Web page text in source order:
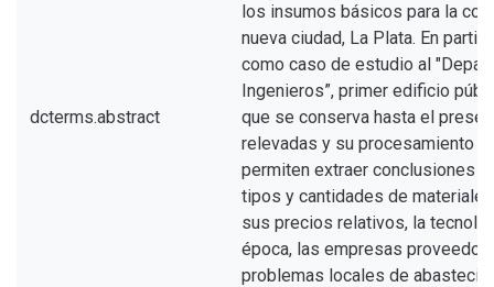
dcterms.abstract
los insumos básicos para la
nueva ciudad, La Plata. En
como caso de estudio al
Ingenieros”, primer edificio
que se conserva hasta el
relevadas y su procesamiento
permiten extraer conclusiones
tipos y cantidades de
sus precios relativos, la
época, las empresas
problemas locales de